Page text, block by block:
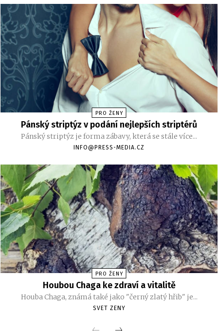
PRO ŽENY
Pánský striptýz v podání nejlepších striptérů
Pánský striptýz je forma zábavy, která se stále více...
INFO@PRESS-MEDIA.CZ
PRO ŽENY
Houbou Chaga ke zdraví a vitalitě
Houba Chaga, známá také jako "černý zlatý hřib" je...
SVET ZENY